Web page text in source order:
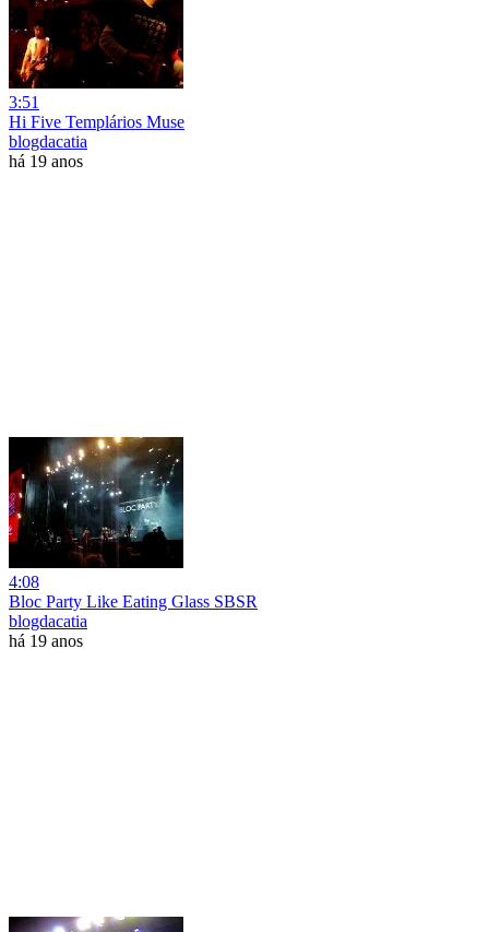
3:51
Hi Five Templários Muse
blogdacatia
há 19 anos
4:08
Bloc Party Like Eating Glass SBSR
blogdacatia
há 19 anos